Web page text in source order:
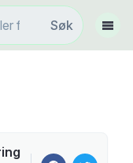
Søk
Søk
Vis